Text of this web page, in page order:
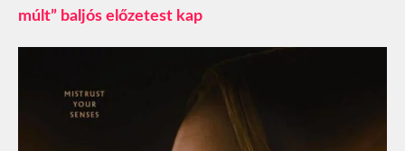
múlt” baljós előzetest kap